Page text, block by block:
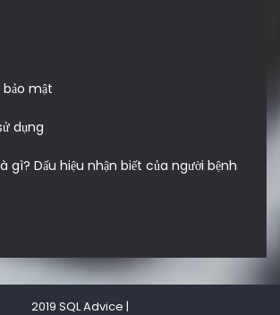
mật
dụng
gì? Dấu hiệu nhận biết của người bệnh
2019 SQL Advice |